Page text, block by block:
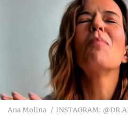
Ana Molina INSTAGRAM: